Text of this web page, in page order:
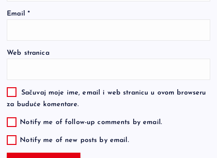
Email *
Web stranica
Sačuvaj moje ime, email i web stranicu u ovom browseru
za buduće komentare.
Notify me of follow-up comments by email.
Notify me of new posts by email.